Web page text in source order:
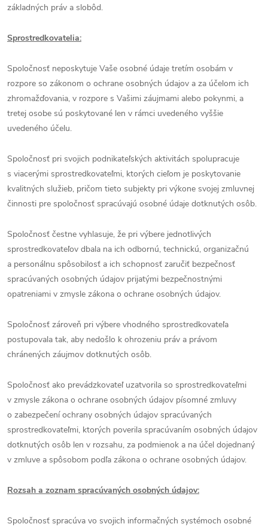
základných práv a slobôd.
Sprostredkovatelia:
Spoločnosť neposkytuje Vaše osobné údaje tretím osobám v
rozpore so zákonom o ochrane osobných údajov a za účelom ich
zhromažďovania, v rozpore s Vašimi záujmami alebo pokynmi, a
tretej osobe sú poskytované len v rámci uvedeného vyššie
uvedeného účelu.
Spoločnosť pri svojich podnikateľských aktivitách spolupracuje
s viacerými sprostredkovateľmi, ktorých cieľom je poskytovanie
kvalitných služieb, pričom tieto subjekty pri výkone svojej zmluvnej
činnosti pre spoločnosť spracúvajú osobné údaje dotknutých osôb.
Spoločnosť čestne vyhlasuje, že pri výbere jednotlivých
sprostredkovateľov dbala na ich odbornú, technickú, organizačnú
a personálnu spôsobilosť a ich schopnosť zaručiť bezpečnosť
spracúvaných osobných údajov prijatými bezpečnostnými
opatreniami v zmysle zákona o ochrane osobných údajov.
Spoločnosť zároveň pri výbere vhodného sprostredkovateľa
postupovala tak, aby nedošlo k ohrozeniu práv a právom
chránených záujmov dotknutých osôb.
Spoločnosť ako prevádzkovateľ uzatvorila so sprostredkovateľmi
v zmysle zákona o ochrane osobných údajov písomné zmluvy
o zabezpečení ochrany osobných údajov spracúvaných
sprostredkovateľmi, ktorých poverila spracúvaním osobných údajov
dotknutých osôb len v rozsahu, za podmienok a na účel dojednaný
v zmluve a spôsobom podľa zákona o ochrane osobných údajov.
Rozsah a zoznam spracúvaných osobných údajov:
Spoločnosť spracúva vo svojich informačných systémoch osobné